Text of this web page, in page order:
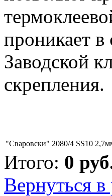
проникает в
Заводской
скрепления.
"Сваровски" 2080/4 SS10
Итого: 0
Вернуться в